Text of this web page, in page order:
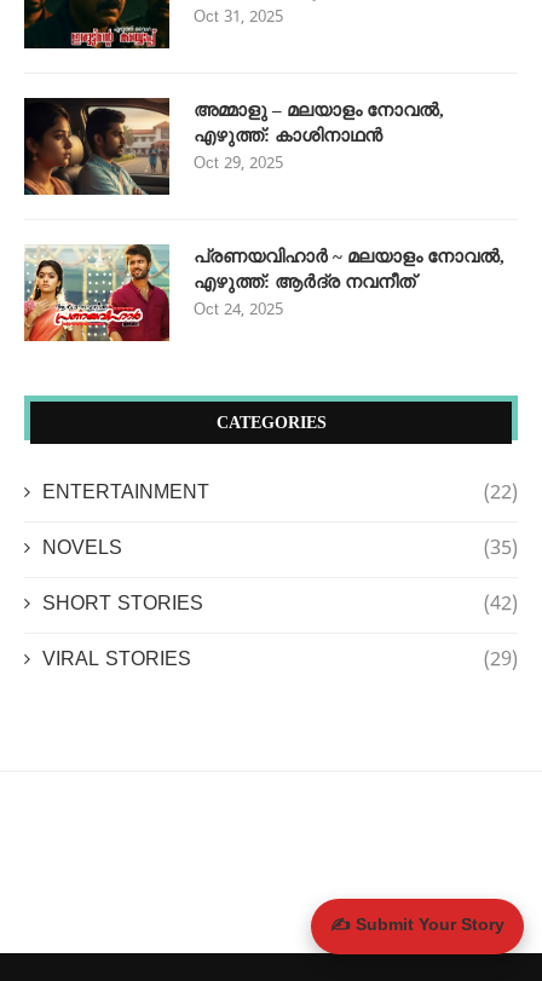
Oct 31, 2025
അമ്മാളു – മലയാളം നോവൽ,
എഴുത്ത്: കാശിനാഥൻ
Oct 29, 2025
പ്രണയവിഹാർ ~ മലയാളം നോവൽ,
എഴുത്ത്: ആർദ്ര നവനീത്
Oct 24, 2025
CATEGORIES
ENTERTAINMENT (22)
NOVELS (35)
SHORT STORIES (42)
VIRAL STORIES (29)
✍️ Submit Your Story